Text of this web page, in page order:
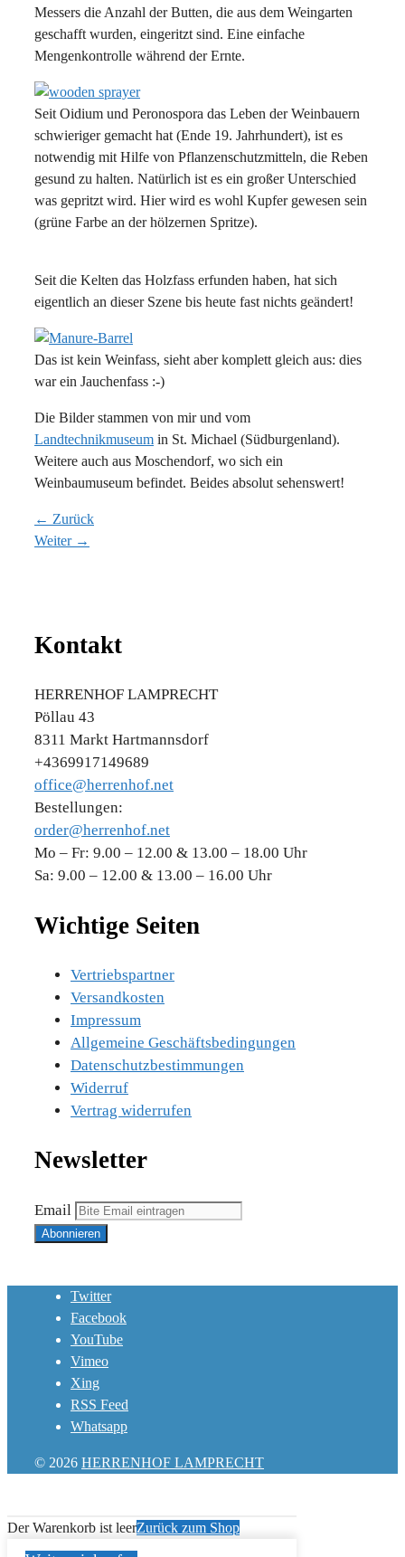
Messers die Anzahl der Butten, die aus dem Weingarten
geschafft wurden, eingeritzt sind. Eine einfache
Mengenkontrolle während der Ernte.
Seit Oidium und Peronospora das Leben der Weinbauern
schwieriger gemacht hat (Ende 19. Jahrhundert), ist es
notwendig mit Hilfe von Pflanzenschutzmitteln, die Reben
gesund zu halten. Natürlich ist es ein großer Unterschied
was gepritzt wird. Hier wird es wohl Kupfer gewesen sein
(grüne Farbe an der hölzernen Spritze).
Seit die Kelten das Holzfass erfunden haben, hat sich
eigentlich an dieser Szene bis heute fast nichts geändert!
Das ist kein Weinfass, sieht aber komplett gleich aus: dies
war ein Jauchenfass :-)
Die Bilder stammen von mir und vom
Landtechnikmuseum in St. Michael (Südburgenland).
Weitere auch aus Moschendorf, wo sich ein
Weinbaumuseum befindet. Beides absolut sehenswert!
← Zurück
Weiter →
Kontakt
HERRENHOF LAMPRECHT
Pöllau 43
8311 Markt Hartmannsdorf
+4369917149689
office@herrenhof.net
Bestellungen:
order@herrenhof.net
Mo – Fr: 9.00 – 12.00 & 13.00 – 18.00 Uhr
Sa: 9.00 – 12.00 & 13.00 – 16.00 Uhr
Wichtige Seiten
Vertriebspartner
Versandkosten
Impressum
Allgemeine Geschäftsbedingungen
Datenschutzbestimmungen
Widerruf
Vertrag widerrufen
Newsletter
Email
Twitter
Facebook
YouTube
Vimeo
Xing
RSS Feed
Whatsapp
© 2026 HERRENHOF LAMPRECHT
Der Warenkorb ist leerZurück zum Shop